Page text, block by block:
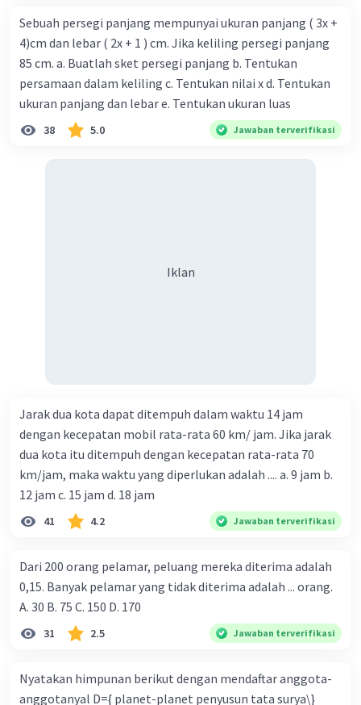
Sebuah persegi panjang mempunyai ukuran panjang ( 3x +
4)cm dan lebar ( 2x + 1 ) cm. Jika keliling persegi panjang
85 cm. a. Buatlah sket persegi panjang b. Tentukan
persamaan dalam keliling c. Tentukan nilai x d. Tentukan
ukuran panjang dan lebar e. Tentukan ukuran luas
38 5.0 Jawaban terverifikasi
Iklan
Jarak dua kota dapat ditempuh dalam waktu 14 jam
dengan kecepatan mobil rata-rata 60 km/ jam. Jika jarak
dua kota itu ditempuh dengan kecepatan rata-rata 70
km/jam, maka waktu yang diperlukan adalah .... a. 9 jam b.
12 jam c. 15 jam d. 18 jam
41 4.2 Jawaban terverifikasi
Dari 200 orang pelamar, peluang mereka diterima adalah
0,15. Banyak pelamar yang tidak diterima adalah ... orang.
A. 30 B. 75 C. 150 D. 170
31 2.5 Jawaban terverifikasi
Nyatakan himpunan berikut dengan mendaftar anggota-
anggotanyal D={ planet-planet penyusun tata surya\}